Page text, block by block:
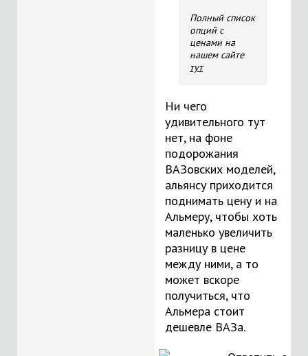
Полный список
опций с
ценами на
нашем сайте
тут
Ни чего
удивительного тут
нет, на фоне
подорожания
ВАЗовских моделей,
альянсу приходится
поднимать цену и на
Альмеру, чтобы хоть
маленько увеличить
разницу в цене
между ними, а то
может вскоре
получиться, что
Альмера стоит
дешевле ВАЗа.